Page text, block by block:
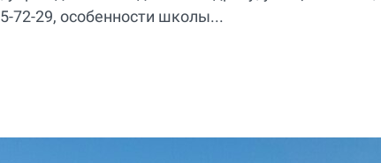
72-29, особенности школы...